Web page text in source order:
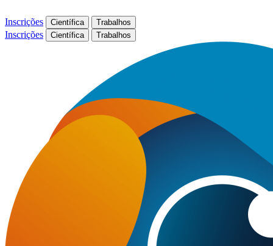
Inscrições Científica Trabalhos
Inscrições Científica Trabalhos